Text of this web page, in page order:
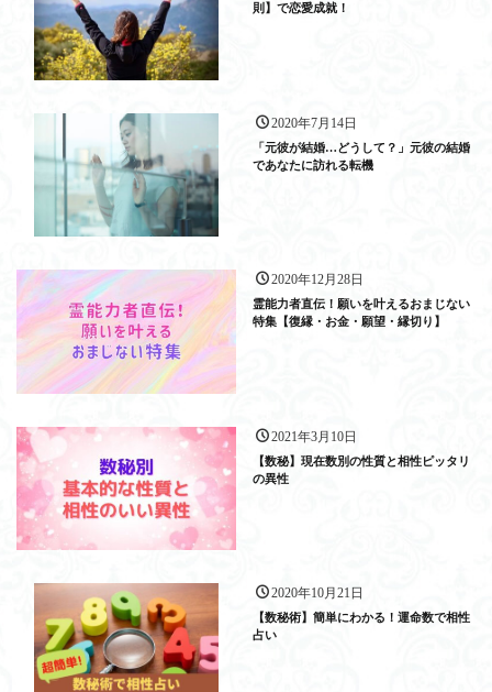
則】で恋愛成就！
2020年7月14日
「元彼が結婚…どうして？」元彼の結婚
であなたに訪れる転機
2020年12月28日
霊能力者直伝！願いを叶えるおまじない
特集【復縁・お金・願望・縁切り】
2021年3月10日
【数秘】現在数別の性質と相性ピッタリ
の異性
2020年10月21日
【数秘術】簡単にわかる！運命数で相性
占い